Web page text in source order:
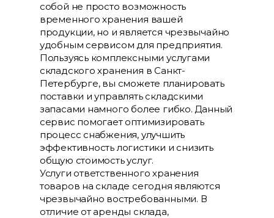
собой не просто возможность
временного хранения вашей
продукции, но и является чрезвычайно
удобным сервисом для предприятия.
Пользуясь комплексными услугами
складского хранения в Санкт-
Петербурге, вы сможете планировать
поставки и управлять складскими
запасами намного более гибко. Данный
сервис помогает оптимизировать
процесс снабжения, улучшить
эффективность логистики и снизить
общую стоимость услуг.
Услуги ответственного хранения
товаров на складе сегодня являются
чрезвычайно востребованными. В
отличие от аренды склада,